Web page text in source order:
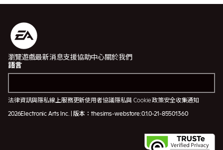
瀏覽遊戲最新消息支援協助中心關於我們
語言
法律資訊與隱私線上服務更新使用者協議隱私與 Cookie 政策安全收集通知
2026Electronic Arts Inc. | 版本：thesims-webstore:0.1.0-21-85501360